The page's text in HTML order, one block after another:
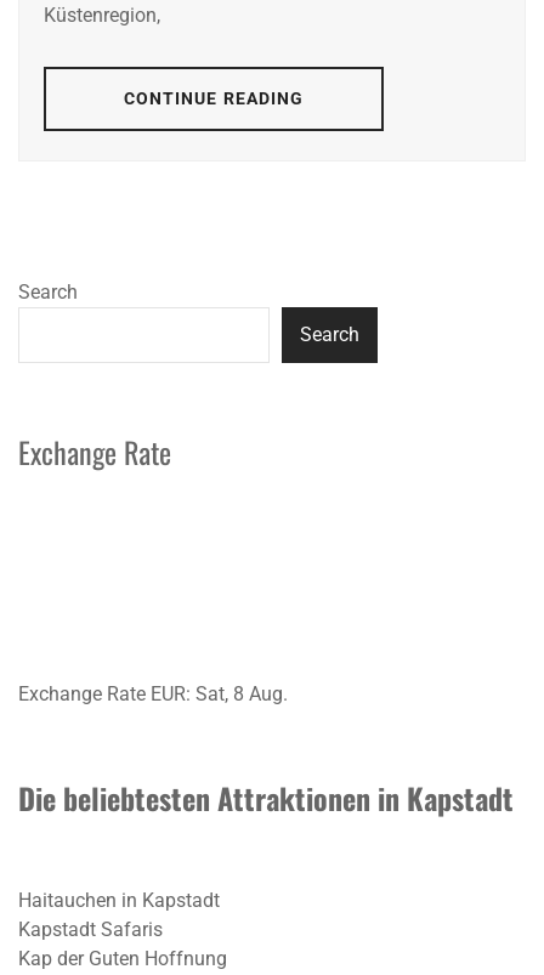
Küstenregion,
CONTINUE READING
Search
Search
Exchange Rate
Exchange Rate EUR: Sat, 8 Aug.
Die beliebtesten Attraktionen in Kapstadt
Haitauchen in Kapstadt
Kapstadt Safaris
Kap der Guten Hoffnung